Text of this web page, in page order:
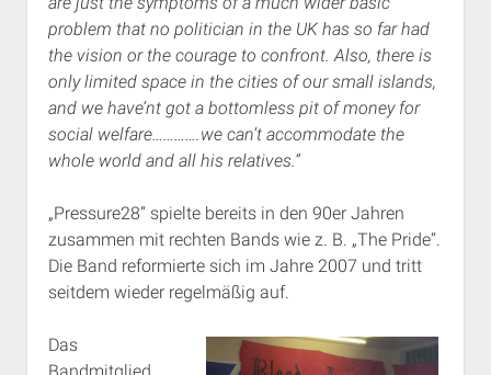
problem that no politician in the UK has so far had
the vision or the courage to confront. Also, there is
only limited space in the cities of our small islands,
and we have’nt got a bottomless pit of money for
social welfare………….we can’t accommodate the
whole world and all his relatives.“
„Pressure28“ spielte bereits in den 90er Jahren
zusammen mit rechten Bands wie z. B. „The Pride“.
Die Band reformierte sich im Jahre 2007 und tritt
seitdem wieder regelmäßig auf.
Das
Bandmitglied